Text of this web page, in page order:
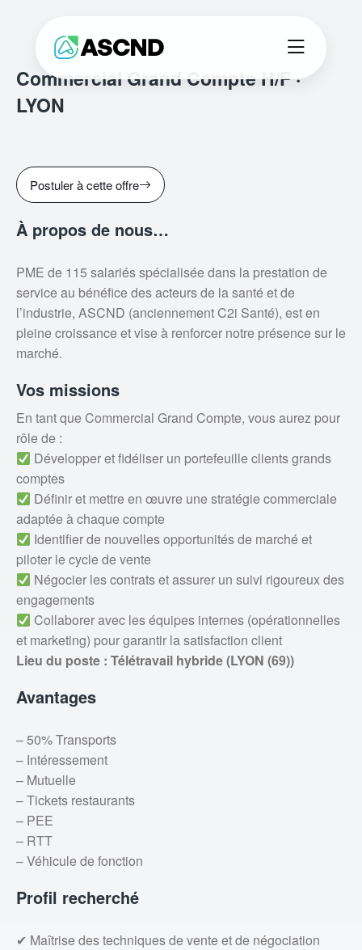
Commercial Grand Compte H/F ·
LYON
Postuler à cette offre
À propos de nous…
PME de 115 salariés spécialisée dans la prestation de
service au bénéfice des acteurs de la santé et de
l’industrie, ASCND (anciennement C2i Santé), est en
pleine croissance et vise à renforcer notre présence sur le
marché.
Vos missions
En tant que Commercial Grand Compte, vous aurez pour
rôle de :
Développer et fidéliser un portefeuille clients grands
comptes
Définir et mettre en œuvre une stratégie commerciale
adaptée à chaque compte
Identifier de nouvelles opportunités de marché et
piloter le cycle de vente
Négocier les contrats et assurer un suivi rigoureux des
engagements
Collaborer avec les équipes internes (opérationnelles
et marketing) pour garantir la satisfaction client
Lieu du poste : Télétravail hybride (LYON (69))
Avantages
– 50% Transports
– Intéressement
– Mutuelle
– Tickets restaurants
– PEE
– RTT
– Véhicule de fonction
Profil recherché
✔ Maîtrise des techniques de vente et de négociation